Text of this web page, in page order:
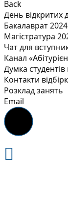
Back
День відкритих
Бакалаврат 2024
Магістратура
Чат для
Канал
Думка
Контакти
Розклад занять
Email